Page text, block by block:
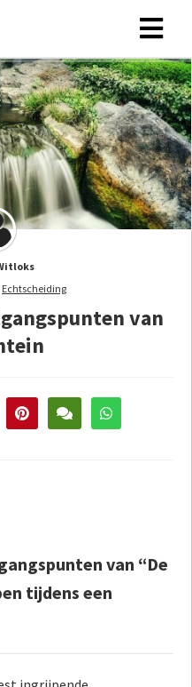
Echtscheiding
van
van “De
tijdens een